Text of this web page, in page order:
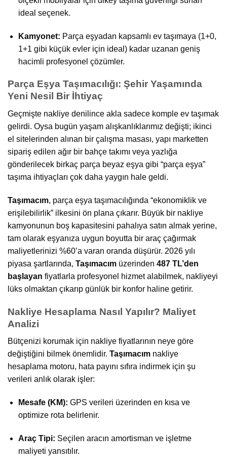
ideal seçenek.
Kamyonet: Parça eşyadan kapsamlı ev taşımaya (1+0,
1+1 gibi küçük evler için ideal) kadar uzanan geniş
hacimli profesyonel çözümler.
Parça Eşya Taşımacılığı: Şehir Yaşamında
Yeni Nesil Bir İhtiyaç
Geçmişte nakliye denilince akla sadece komple ev taşımak
gelirdi. Oysa bugün yaşam alışkanlıklarımız değişti; ikinci
el sitelerinden alınan bir çalışma masası, yapı marketten
sipariş edilen ağır bir bahçe takımı veya yazlığa
gönderilecek birkaç parça beyaz eşya gibi “parça eşya”
taşıma ihtiyaçları çok daha yaygın hale geldi.
Taşımacım, parça eşya taşımacılığında “ekonomiklik ve
erişilebilirlik” ilkesini ön plana çıkarır. Büyük bir nakliye
kamyonunun boş kapasitesini pahalıya satın almak yerine,
tam olarak eşyanıza uygun boyutta bir araç çağırmak
maliyetlerinizi %60’a varan oranda düşürür. 2026 yılı
piyasa şartlarında, Taşımacım üzerinden 487 TL’den
başlayan fiyatlarla profesyonel hizmet alabilmek, nakliyeyi
lüks olmaktan çıkarıp günlük bir konfor haline getirir.
Nakliye Hesaplama Nasıl Yapılır? Maliyet
Analizi
Bütçenizi korumak için nakliye fiyatlarının neye göre
değiştiğini bilmek önemlidir. Taşımacım nakliye
hesaplama motoru, hata payını sıfıra indirmek için şu
verileri anlık olarak işler:
Mesafe (KM): GPS verileri üzerinden en kısa ve
optimize rota belirlenir.
Araç Tipi: Seçilen aracın amortisman ve işletme
maliyeti yansıtılır.